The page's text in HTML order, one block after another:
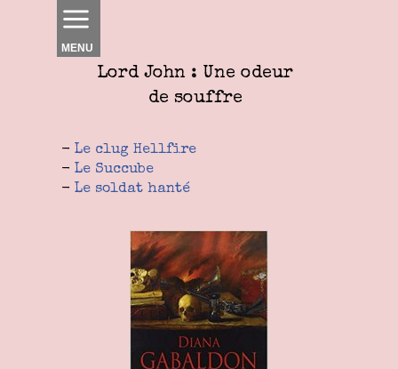
MENU
Lord John : Une odeur
de souffre
- Le clug Hellfire
- Le Succube
- Le soldat hanté